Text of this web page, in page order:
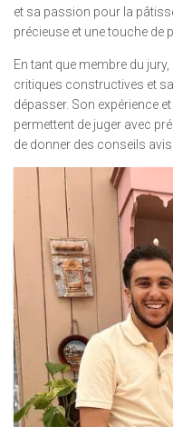
et sa passion pour la
précieuse et une touche de
En tant que membre du
critiques constructives et
dépasser. Son expérience
permettent de juger avec
de donner des conseils